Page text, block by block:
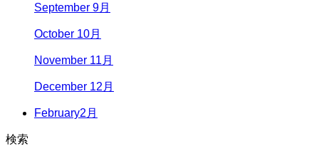
September 9月
October 10月
November 11月
December 12月
February2月
検索